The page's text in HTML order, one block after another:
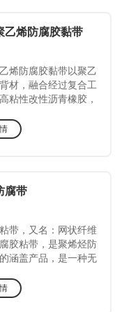
乙烯防腐胶黏带
烯防腐胶黏带以聚乙
材，融合经过复合工
粘性改性沥青橡胶，
乙烯类胶带相比，
胶带采用前沿的防腐
带和金属之间粘按密
、更牢固。
腐带
带，又名：网状纤维
胶粘带，是聚烯烃防
涵盖产品，是一种无